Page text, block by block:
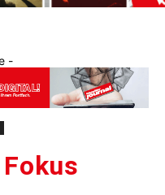
-